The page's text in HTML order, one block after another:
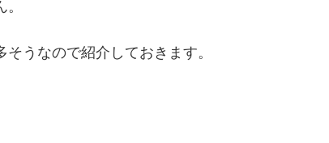
うなので紹介しておきます。